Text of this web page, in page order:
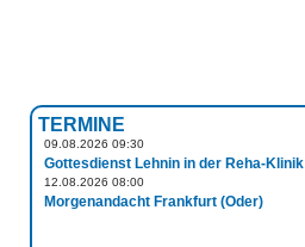
TERMINE
09.08.2026 09:30
Gottesdienst Lehnin in der Reha-Klinik
12.08.2026 08:00
Morgenandacht Frankfurt (Oder)